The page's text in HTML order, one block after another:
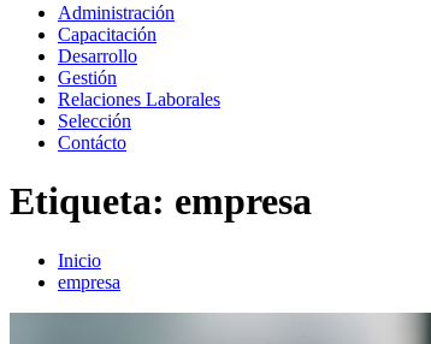
Menú
principal
Administración
Capacitación
Desarrollo
Gestión
Relaciones Laborales
Selección
Contácto
Etiqueta: empresa
Inicio
empresa